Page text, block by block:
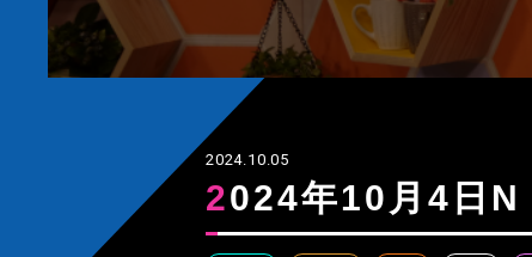
2024.10.05
2024年10月4日